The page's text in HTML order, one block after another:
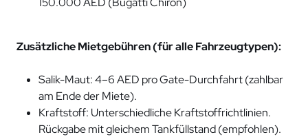
Zusätzliche Mietgebühren (für alle Fahrzeugtypen):
Salik-Maut: 4–6 AED pro Gate-Durchfahrt (zahlbar
am Ende der Miete).
Kraftstoff: Unterschiedliche Kraftstoffrichtlinien.
Rückgabe mit gleichem Tankfüllstand (empfohlen).